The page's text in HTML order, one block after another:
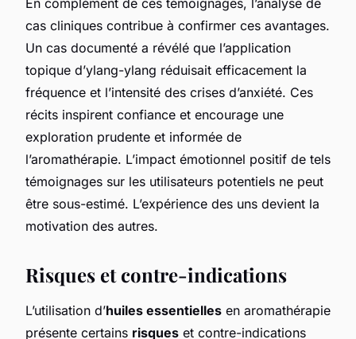
cas cliniques contribue à confirmer ces avantages.
Un cas documenté a révélé que l’application
topique d’ylang-ylang réduisait efficacement la
fréquence et l’intensité des crises d’anxiété. Ces
récits inspirent confiance et encourage une
exploration prudente et informée de
l’aromathérapie. L’impact émotionnel positif de tels
témoignages sur les utilisateurs potentiels ne peut
être sous-estimé. L’expérience des uns devient la
motivation des autres.
Risques et contre-indications
L’utilisation d’huiles essentielles en aromathérapie
présente certains risques et contre-indications